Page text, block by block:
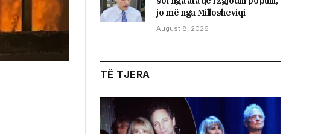
jo më nga Millosheviqi
August 8, 2026
TË TJERA